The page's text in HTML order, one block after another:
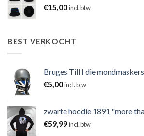
€15,00incl. btw
BEST VERKOCHT
Bruges Till I die mondmaskers
€5,00incl. btw
zwarte hoodie 1891 "more
€59,99incl. btw